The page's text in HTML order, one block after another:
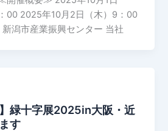
00 2025年10月2日（木）9：00
潟市産業振興センター 当社
】緑十字展2025in大阪・近
す